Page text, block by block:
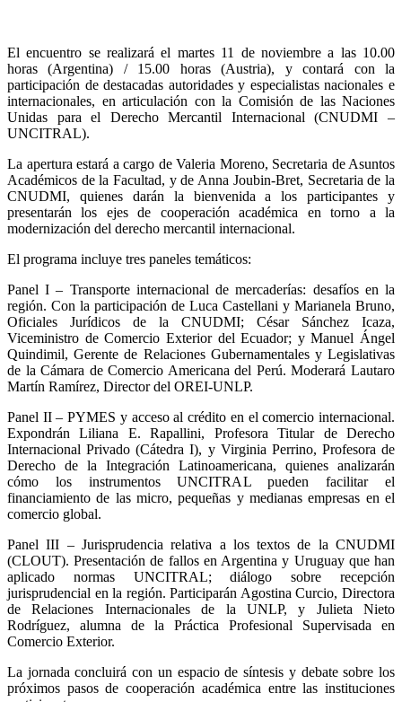
El encuentro se realizará el martes 11 de noviembre a las 10.00
horas (Argentina) / 15.00 horas (Austria), y contará con la
participación de destacadas autoridades y especialistas nacionales e
internacionales, en articulación con la Comisión de las Naciones
Unidas para el Derecho Mercantil Internacional (CNUDMI –
UNCITRAL).
La apertura estará a cargo de Valeria Moreno, Secretaria de Asuntos
Académicos de la Facultad, y de Anna Joubin-Bret, Secretaria de la
CNUDMI, quienes darán la bienvenida a los participantes y
presentarán los ejes de cooperación académica en torno a la
modernización del derecho mercantil internacional.
El programa incluye tres paneles temáticos:
Panel I – Transporte internacional de mercaderías: desafíos en la
región. Con la participación de Luca Castellani y Marianela Bruno,
Oficiales Jurídicos de la CNUDMI; César Sánchez Icaza,
Viceministro de Comercio Exterior del Ecuador; y Manuel Ángel
Quindimil, Gerente de Relaciones Gubernamentales y Legislativas
de la Cámara de Comercio Americana del Perú. Moderará Lautaro
Martín Ramírez, Director del OREI-UNLP.
Panel II – PYMES y acceso al crédito en el comercio internacional.
Expondrán Liliana E. Rapallini, Profesora Titular de Derecho
Internacional Privado (Cátedra I), y Virginia Perrino, Profesora de
Derecho de la Integración Latinoamericana, quienes analizarán
cómo los instrumentos UNCITRAL pueden facilitar el
financiamiento de las micro, pequeñas y medianas empresas en el
comercio global.
Panel III – Jurisprudencia relativa a los textos de la CNUDMI
(CLOUT). Presentación de fallos en Argentina y Uruguay que han
aplicado normas UNCITRAL; diálogo sobre recepción
jurisprudencial en la región. Participarán Agostina Curcio, Directora
de Relaciones Internacionales de la UNLP, y Julieta Nieto
Rodríguez, alumna de la Práctica Profesional Supervisada en
Comercio Exterior.
La jornada concluirá con un espacio de síntesis y debate sobre los
próximos pasos de cooperación académica entre las instituciones